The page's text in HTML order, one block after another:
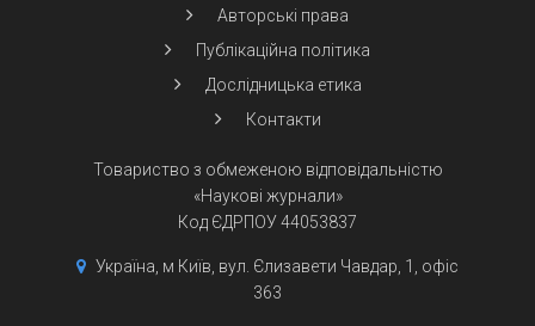
Авторські права
Публікаційна політика
Дослідницька етика
Контакти
Товариство з обмеженою відповідальністю
«Наукові журнали»
Код ЄДРПОУ 44053837
Україна, м Київ, вул. Єлизавети Чавдар, 1, офіс
363